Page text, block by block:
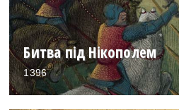
Битва під Нікополем
1396